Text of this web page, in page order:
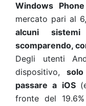
Windows Phone
mercato pari al
alcuni
scomparendo,
Degli utenti
dispositivo,
passare a iOS
fronte del